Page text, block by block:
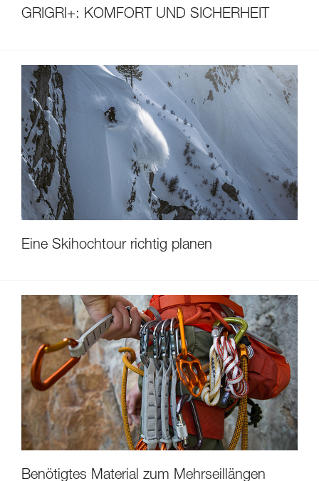
GRIGRI+: KOMFORT UND SICHERHEIT
Eine Skihochtour richtig planen
Benötigtes Material zum Mehrseillängen